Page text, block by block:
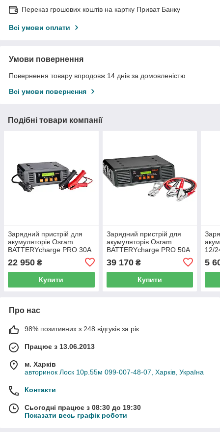
Переказ грошових коштів на картку Приват Банку
Всі умови оплати
Умови повернення
Повернення товару впродовж 14 днів за домовленістю
Всі умови повернення
Подібні товари компанії
Зарядний пристрій для
акумуляторів Osram
BATTERYcharge PRO 30A
22 950 ₴
Купити
Зарядний пристрій для
акумуляторів Osram
BATTERYcharge PRO 50A
39 170₴
Купити
12/
5
Про нас
98% позитивних з 248 відгуків за рік
Працює з 13.06.2013
м. Харків
авторинок Лоск 10р.55м 099-007-48-07, Харків, Україна
Контакти
Сьогодні працює з 08:30 до 19:30
Показати весь графік роботи